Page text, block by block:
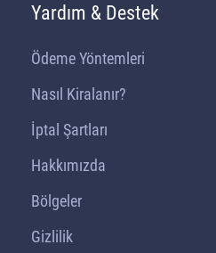
Yardım & Destek
Ödeme Yöntemleri
Nasıl Kiralanır?
İptal Şartları
Hakkımızda
Bölgeler
Gizlilik